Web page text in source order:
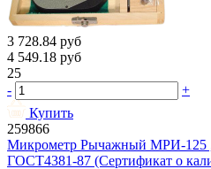
3 728.84 руб
4 549.18 руб
25
-
+
Купить
259866
Микрометр Рычажный МРИ-125
ГОСТ4381-87 (Сертификат о